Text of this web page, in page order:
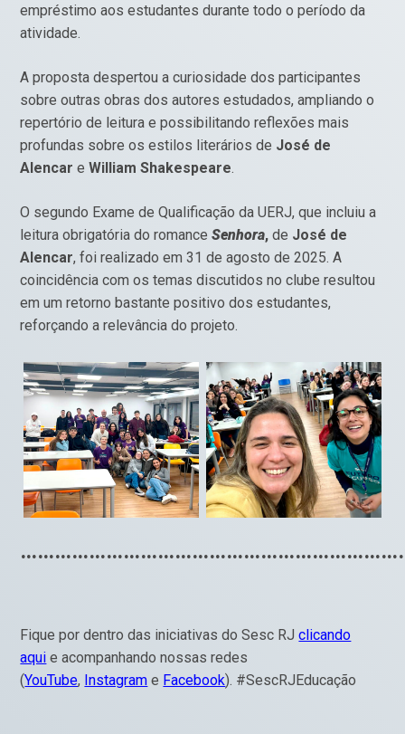
empréstimo aos estudantes durante todo o período da
atividade.
A proposta despertou a curiosidade dos participantes
sobre outras obras dos autores estudados, ampliando o
repertório de leitura e possibilitando reflexões mais
profundas sobre os estilos literários de José de
Alencar eWilliam Shakespeare.
O segundo Exame de Qualificação da UERJ, que incluiu a
leitura obrigatória do romanceSenhora,de José de
Alencar, foi realizado em 31 de agosto de 2025. A
coincidência com os temas discutidos no clube resultou
em um retorno bastante positivo dos estudantes,
reforçando a relevância do projeto.
Fique por dentro das iniciativas do Sesc RJclicando
aqui e acompanhando nossas redes
(YouTube, Instagram e Facebook). #SescRJEducação